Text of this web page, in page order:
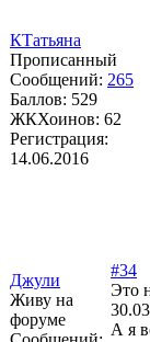
КТатьяна
Прописанный
Сообщений: 265
Баллов: 529
ЖКХоинов: 62
Регистрация:
14.06.2016
Джули
Живу на
форуме
#34
Это
А я